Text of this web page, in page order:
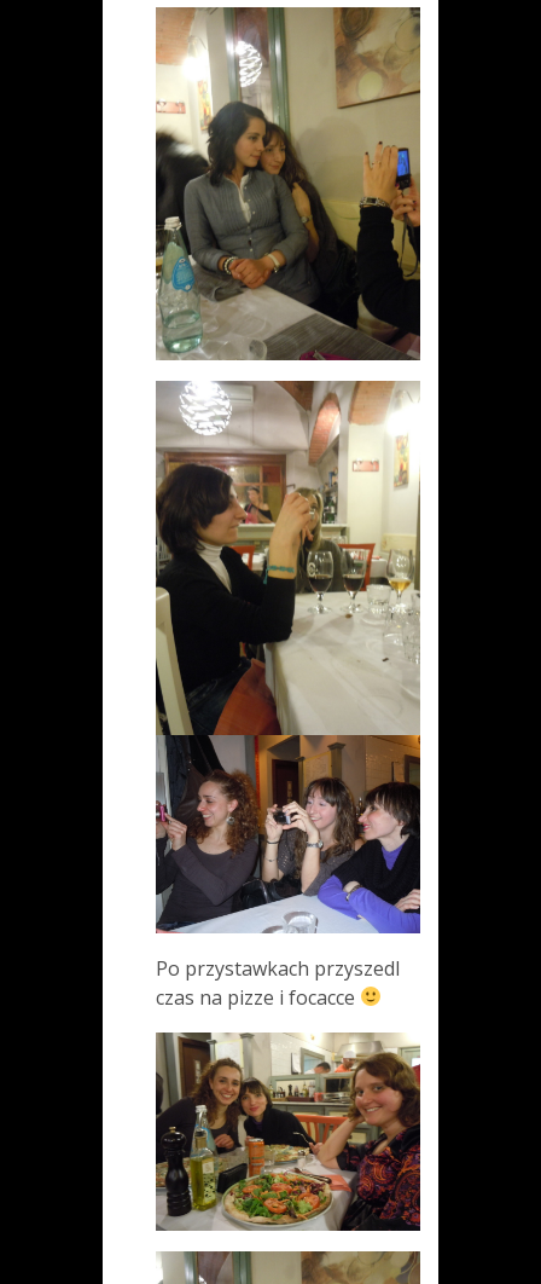
Po przystawkach przyszedl
czas na pizze i focacce